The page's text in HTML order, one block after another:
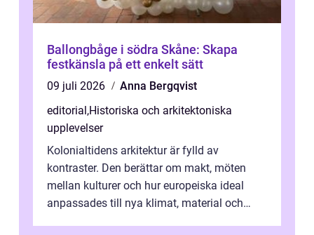
Ballongbåge i södra Skåne: Skapa
festkänsla på ett enkelt sätt
09 juli 2026
Anna Bergqvist
editorial,Historiska och arkitektoniska
upplevelser
Kolonialtidens arkitektur är fylld av
kontraster. Den berättar om makt, möten
mellan kulturer och hur europeiska ideal
anpassades till nya klimat, material och